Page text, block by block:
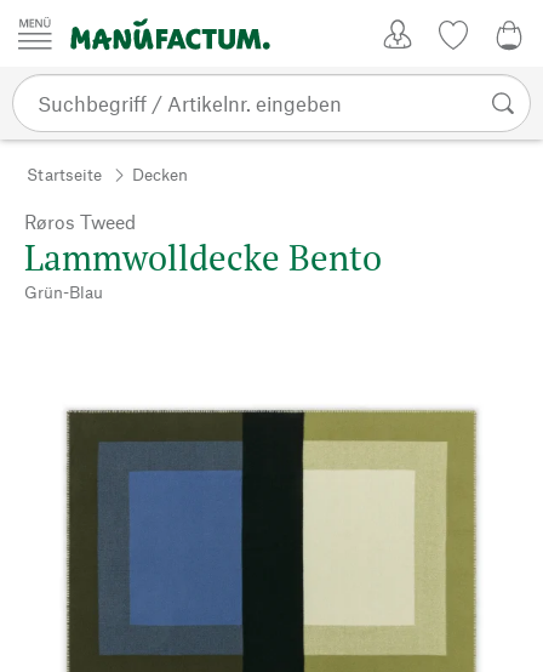
Zum Inhalt springen
Startseite Decken
Røros Tweed
Lammwolldecke Bento
Grün-Blau